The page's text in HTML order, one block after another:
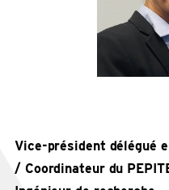
Vice-président délégué
/ Coordinateur du